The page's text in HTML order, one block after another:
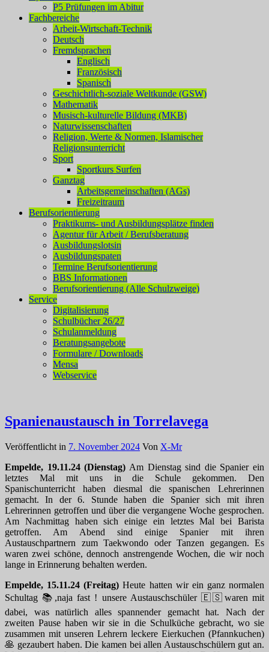
P5 Prüfungen im Abitur
Fachbereiche
Arbeit-Wirtschaft-Technik
Deutsch
Fremdsprachen
Englisch
Französisch
Spanisch
Geschichtlich-soziale Weltkunde (GSW)
Mathematik
Musisch-kulturelle Bildung (MKB)
Naturwissenschaften
Religion, Werte & Normen, Islamischer
Religionsunterricht
Sport
Sportkurs Surfen
Ganztag
Arbeitsgemeinschaften (AGs)
Freizeitraum
Berufsorientierung
Praktikums- und Ausbildungsplätze finden
Agentur für Arbeit / Berufsberatung
Ausbildungslotsin
Ausbildungspaten
Termine Berufsorientierung
BBS Informationen
Berufsorientierung (Alle Schulzweige)
Service
Digitalisierung
Schulbücher 26/27
Schulanmeldung
Beratungsangebote
Formulare / Downloads
Mensa
Webservice
Spanienaustausch in Torrelavega
Veröffentlicht in 7. November 2024 Von X-Mr
Empelde, 19.11.24 (Dienstag) Am Dienstag sind die Spanier ein
letztes Mal mit uns in die Schule gekommen. Den
Spanischunterricht haben diesmal die spanischen Lehrerinnen
gemacht. In der 6. Stunde haben die Spanier sich mit ihren
Lehrerinnen getroffen und über die vergangene Woche gesprochen.
Am Nachmittag haben sich einige ein letztes Mal bei Barista
getroffen. Am Abend sind einige Spanier mit ihren
Austauschpartnern zum Taekwondo oder Tanzen gegangen. Es
waren zwei schöne, dennoch anstrengende Wochen, die wir noch
lange in Erinnerung behalten werden.
Empelde, 15.11.24 (Freitag) Heute hatten wir ein ganz normalen
Schultag 📚,naja fast ! unsere Austauschschüler 🇪🇸waren mit
dabei, was natürlich alles spannender gemacht hat. Nach der
zweiten Pause haben wir sie in die Schulküche gebracht, wo sie
zusammen mit unseren Lehrern leckere Eierkuchen (Pfannkuchen)
🥞 gezaubert haben. Die kamen bei allen Austauschschülern gut an.